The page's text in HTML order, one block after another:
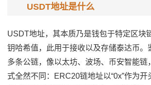
USDT地址是什么
USDT地址，其本质乃是钱包于特定区块
钥哈希值，此用于接收以及存储泰达币。
多条公链，像以太坊、波场、币安智能链
式全然不同：ERC20链地址以“0x”作为开